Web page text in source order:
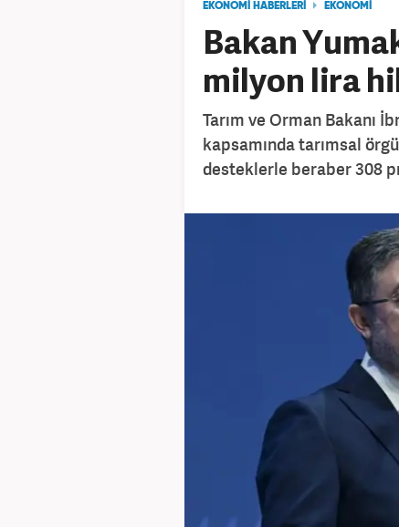
EKONOMİ HABERLERİ EKONOMİ
Bakan
milyon lira
Tarım ve Orman Bakanı
kapsamında tarımsal
desteklerle beraber 308